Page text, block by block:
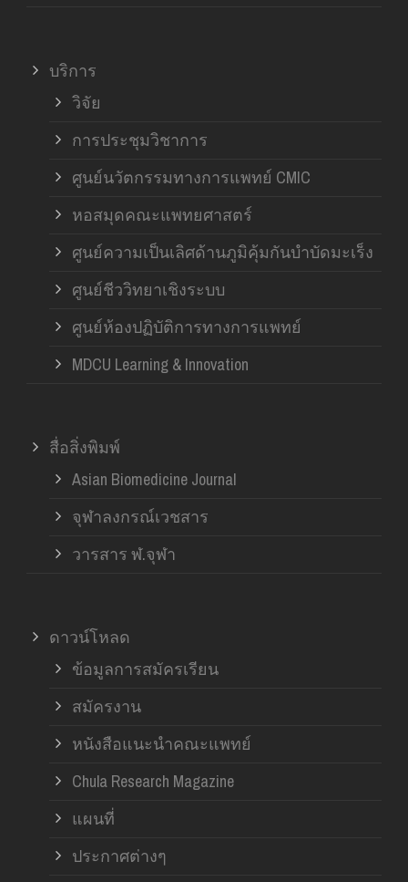
บริการ
วิจัย
การประชุมวิชาการ
ศูนย์นวัตกรรมทางการแพทย์ CMIC
หอสมุดคณะแพทยศาสตร์
ศูนย์ความเป็นเลิศด้านภูมิคุ้มกันบำบัดมะเร็ง
ศูนย์ชีววิทยาเชิงระบบ
ศูนย์ห้องปฏิบัติการทางการแพทย์
MDCU Learning & Innovation
สื่อสิ่งพิมพ์
Asian Biomedicine Journal
จุฬาลงกรณ์เวชสาร
วารสาร ฬ.จุฬา
ดาวน์โหลด
ข้อมูลการสมัครเรียน
สมัครงาน
หนังสือแนะนำคณะแพทย์
Chula Research Magazine
แผนที่
ประกาศต่างๆ